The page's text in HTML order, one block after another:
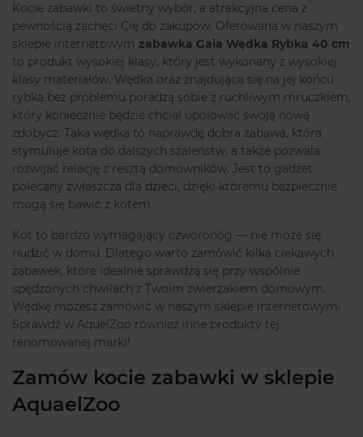
Kocie zabawki to świetny wybór, a atrakcyjna cena z
pewnością zachęci Cię do zakupów. Oferowana w naszym
sklepie internetowym zabawka Gaia Wędka Rybka 40 cm
to produkt wysokiej klasy, który jest wykonany z wysokiej
klasy materiałów. Wędka oraz znajdująca się na jej końcu
rybka bez problemu poradzą sobie z ruchliwym mruczkiem,
który koniecznie będzie chciał upolować swoją nową
zdobycz. Taka wędka to naprawdę dobra zabawa, która
stymuluje kota do dalszych szaleństw, a także pozwala
rozwijać relację z resztą domowników. Jest to gadżet
polecany zwłaszcza dla dzieci, dzięki któremu bezpiecznie
mogą się bawić z kotem.
Kot to bardzo wymagający czworonóg — nie może się
nudzić w domu. Dlatego warto zamówić kilka ciekawych
zabawek, które idealnie sprawdzą się przy wspólnie
spędzonych chwilach z Twoim zwierzakiem domowym.
Wędkę możesz zamówić w naszym sklepie internetowym.
Sprawdź w AquelZoo również inne produkty tej
renomowanej marki!
Zamów kocie zabawki w sklepie
AquaelZoo